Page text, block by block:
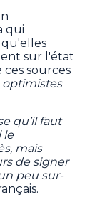
qui
qu'elles
sur l'état
ces sources
qu’il faut
le
mais
de signer
peu sur-